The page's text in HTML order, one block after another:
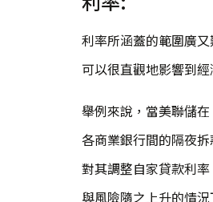
利率所涵蓋的範圍廣
可以很直觀地影響到
舉例來說，當美聯儲
各商業銀行間的隔夜
對其調整自家貸款利
與風險隨之上升的情